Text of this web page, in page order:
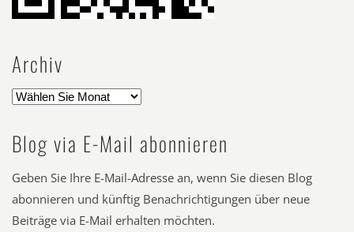
Archiv
Blog via E-Mail abonnieren
Geben Sie Ihre E-Mail-Adresse an, wenn Sie diesen Blog
abonnieren und künftig Benachrichtigungen über neue
Beiträge via E-Mail erhalten möchten.